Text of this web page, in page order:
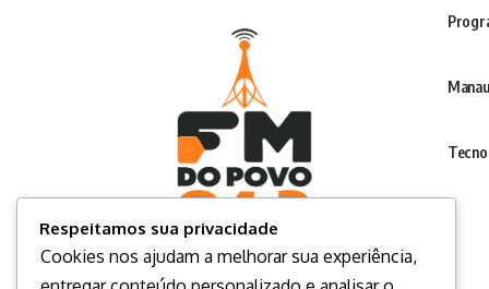
Respeitamos sua privacidade
Cookies nos ajudam a melhorar sua experiência,